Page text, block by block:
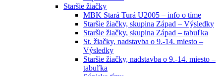
Staršie žiačky
MBK Stará Turá U2005 – info o tíme
Staršie žiačky, skupina Západ – Výsledky
Staršie žiačky, skupina Západ – tabuľka
St. žiačky, nadstavba o 9.-14. miesto –
Výsledky
Staršie žiačky, nadstavba o 9.-14. miesto –
tabuľka